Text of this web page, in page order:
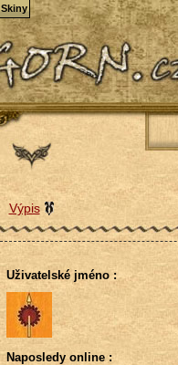
Výpis
Uživatelské jméno :
Naposledy online :
Skiny